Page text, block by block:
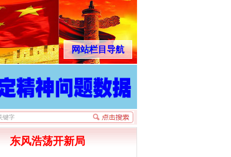
网站栏目导航
东风浩荡开新局